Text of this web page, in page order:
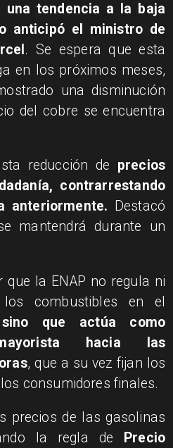
una tendencia a la baja
anticipó el ministro de
. Se espera que esta
en los próximos meses,
una disminución
del cobre se encuentra
reducción de precios
contrarrestando
anteriormente. Destacó
mantendrá durante un
que la ENAP no regula ni
combustibles en el
que actúa como
hacia las
, que a su vez fijan los
consumidores finales.
precios de las gasolinas
la regla de Precio